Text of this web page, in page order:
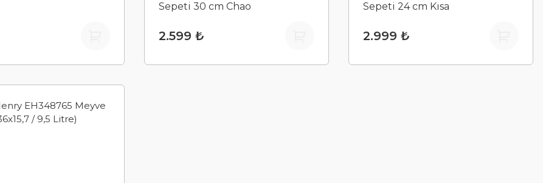
Sepeti 30 cm Chao
2.599 ₺
Sepeti 24 cm Kısa
2.999 ₺